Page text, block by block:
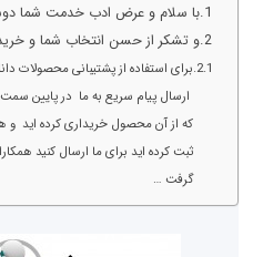
با سلام و عرض ادب خدمت شما
و تشکر از حسن انتخاب شما و خرید
برای استفاده از پشتیبانی محصولات
ارسال پیام سریع به ما در پایین
که از آن محصول خریداری کرده اید و
ثبت کرده اید برای ما ارسال کنید
گرفت …